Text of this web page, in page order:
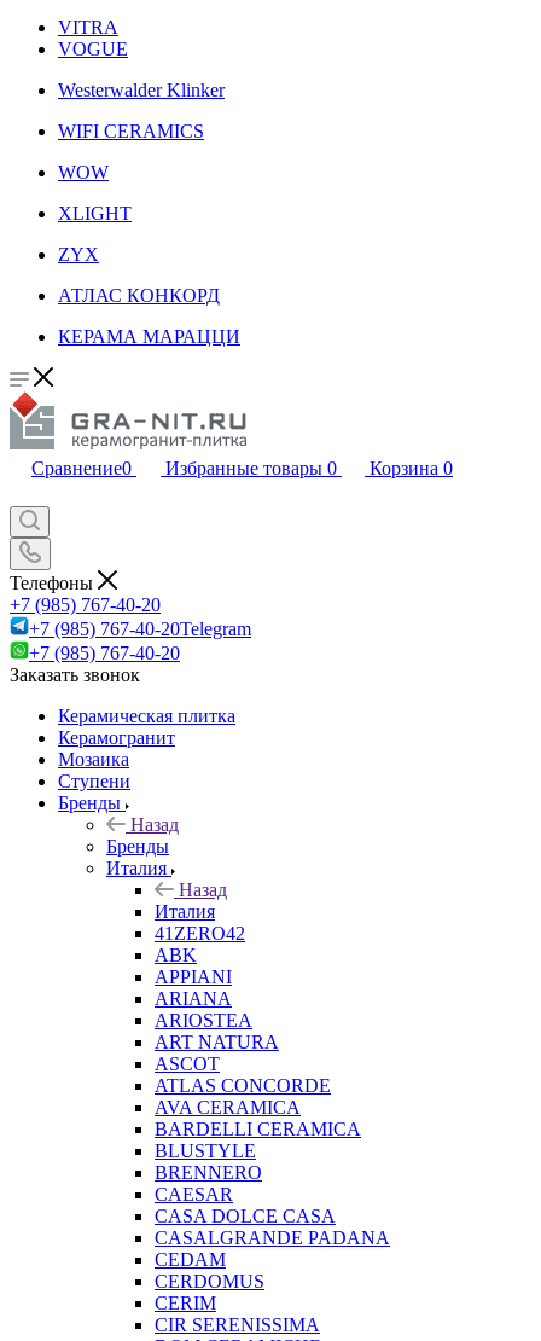
VITRA
VOGUE
Westerwalder Klinker
WIFI CERAMICS
WOW
XLIGHT
ZYX
АТЛАС КОНКОРД
КЕРАМА МАРАЦЦИ
Сравнение0 Избранные товары 0 Корзина 0
Телефоны
+7 (985) 767-40-20
+7 (985) 767-40-20Telegram
+7 (985) 767-40-20
Заказать звонок
Керамическая плитка
Керамогранит
Мозаика
Ступени
Бренды
Назад
Бренды
Италия
Назад
Италия
41ZERO42
ABK
APPIANI
ARIANA
ARIOSTEA
ART NATURA
ASCOT
ATLAS CONCORDE
AVA CERAMICA
BARDELLI CERAMICA
BLUSTYLE
BRENNERO
CAESAR
CASA DOLCE CASA
CASALGRANDE PADANA
CEDAM
CERDOMUS
CERIM
CIR SERENISSIMA